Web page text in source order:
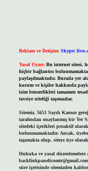
Reklam ve İletişim: Skype:
Yasal Uyarı: Bu internet sitesi,
hiçbir bağlantısı
paylaşılmaktadır. Burada yer
kurum ve kişiler hakkında
isim benzerlikleri tamamen
tavsiye niteliği taşımazlar.
Sitemiz, 5651 Sayılı Kanun
tarafından onaylanmış bir Yer
sitedeki içerikleri proaktif
bulunmamaktadır. Ancak,
taşımakta olup, siteye üye
Hukuka ve yasal
backlinkpanelicomtr@gmail.com
süre içerisinde sitemizden